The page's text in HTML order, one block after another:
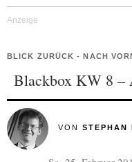
BLICK ZURÜCK - NACH
Blackbox KW 8 –
VON STEPHAN